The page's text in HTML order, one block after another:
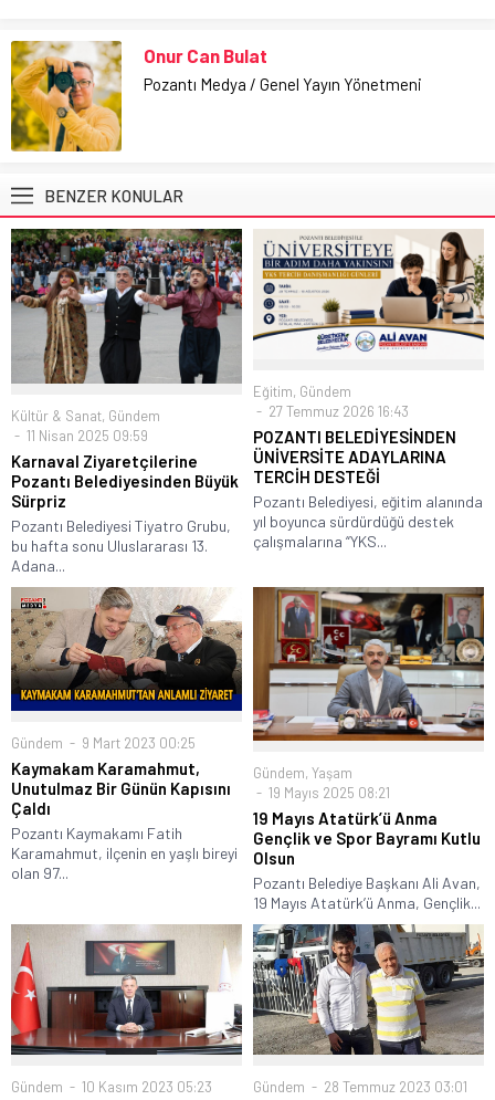
Onur Can Bulat
Pozantı Medya / Genel Yayın Yönetmeni
BENZER KONULAR
Kültür & Sanat, Gündem
11 Nisan 2025 09:59
Karnaval Ziyaretçilerine
Pozantı Belediyesinden Büyük
Sürpriz
Pozantı Belediyesi Tiyatro Grubu,
bu hafta sonu Uluslararası 13.
Adana...
Eğitim, Gündem
27 Temmuz 2026 16:43
POZANTI BELEDİYESİNDEN
ÜNİVERSİTE ADAYLARINA
TERCİH DESTEĞİ
Pozantı Belediyesi, eğitim alanında
yıl boyunca sürdürdüğü destek
çalışmalarına “YKS...
Gündem 9 Mart 2023 00:25
Kaymakam Karamahmut,
Unutulmaz Bir Günün Kapısını
Çaldı
Pozantı Kaymakamı Fatih
Karamahmut, ilçenin en yaşlı bireyi
olan 97...
Gündem, Yaşam
19 Mayıs 2025 08:21
19 Mayıs Atatürk’ü Anma
Gençlik ve Spor Bayramı Kutlu
Olsun
Pozantı Belediye Başkanı Ali Avan,
19 Mayıs Atatürk’ü Anma, Gençlik...
Gündem 10 Kasım 2023 05:23 Gündem 28 Temmuz 2023 03:01